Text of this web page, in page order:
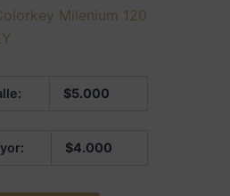
Milenium 120
$5.000
$4.000